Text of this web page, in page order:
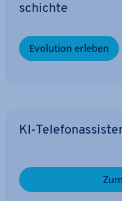
schich­te
Evolution erleben
KI-